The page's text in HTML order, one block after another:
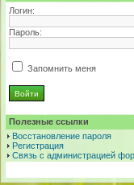
Логин:
Пароль:
Запомнить меня
Полезные ссылки
Восстановление пароля
Регистрация
Связь с администрацией